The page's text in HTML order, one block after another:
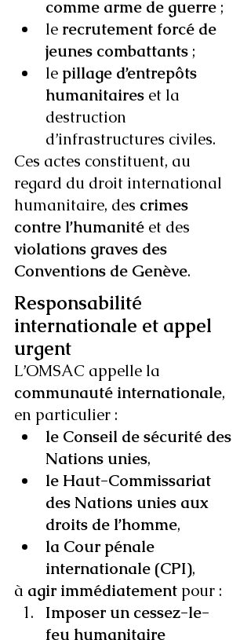
comme arme de guerre ;
le recrutement forcé de
jeunes combattants ;
le pillage d’entrepôts
humanitaires et la
destruction
d’infrastructures civiles.
Ces actes constituent, au
regard du droit international
humanitaire, des crimes
contre l’humanité et des
violations graves des
Conventions de Genève.
Responsabilité
internationale et appel
urgent
L’OMSAC appelle la
communauté internationale,
en particulier :
le Conseil de sécurité des
Nations unies,
le Haut-Commissariat
des Nations unies aux
droits de l’homme,
la Cour pénale
internationale (CPI),
à agir immédiatement pour :
Imposer un cessez-le-
feu humanitaire